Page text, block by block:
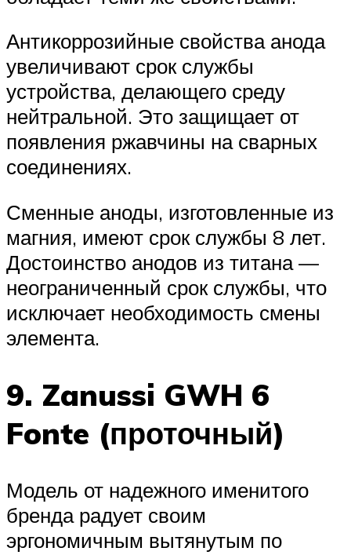
Антикоррозийные свойства анода
увеличивают срок службы
устройства, делающего среду
нейтральной. Это защищает от
появления ржавчины на сварных
соединениях.
Сменные аноды, изготовленные из
магния, имеют срок службы 8 лет.
Достоинство анодов из титана —
неограниченный срок службы, что
исключает необходимость смены
элемента.
9. Zanussi GWH 6
Fonte (проточный)
Модель от надежного именитого
бренда радует своим
эргономичным вытянутым по